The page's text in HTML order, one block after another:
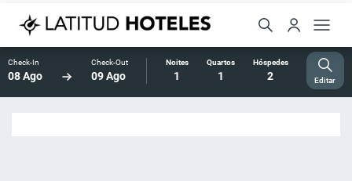
Check-In
08 Ago
Check-Out
09 Ago
Noites
1
Quartos
1
Hóspedes
2 Editar